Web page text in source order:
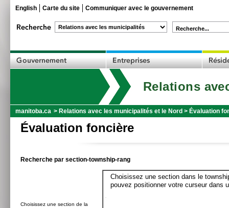
English Carte du site Communiquer avec le gouvernement
Recherche...
Relations
manitoba.ca > Relations avec les municipalités et le Nord > Évaluation
Évaluation foncière
Recherche par section-township-rang
Choisissez une section de la
Choisissez une section dans le
pouvez positionner votre curseur dans